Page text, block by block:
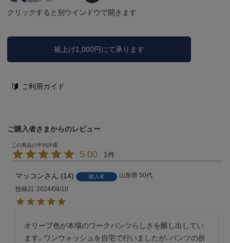
クリックすると別ウインドウで開きます
裾上げ1,000円にて承ります
ご利用ガイド
ご購入者さまからのレビュー
5.00 1
マッコン 14 購入者 山形県 50代
投稿日 2024/08/10
オリーブ色が本場のワークパンツらしさを醸し出してい
ます。ワンウォッシュを自宅で行いましたが、パンツの折